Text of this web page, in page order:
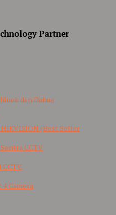
Partner
dan Dahua
HIKVISION (Best Seller
CCTV
CCTV
Camera